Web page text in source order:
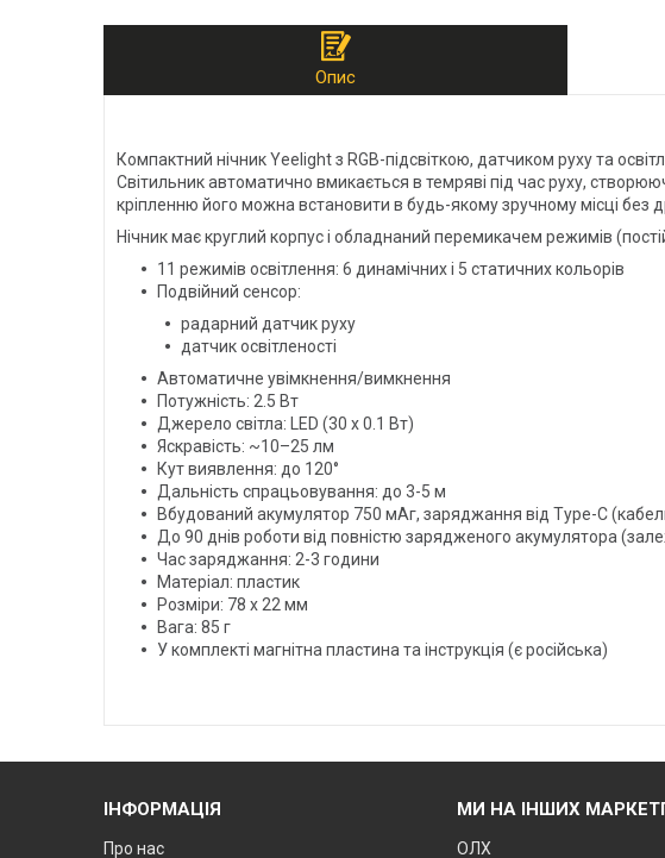
Опис
Компактний нічник Yeelight з RGB-підсвіткою, датчиком руху та
Світильник автоматично вмикається в темряві під час руху,
кріпленню його можна встановити в будь-якому зручному місці без
Нічник має круглий корпус і обладнаний перемикачем режимів
11 режимів освітлення: 6 динамічних і 5 статичних кольорів
Подвійний сенсор:
радарний датчик руху
датчик освітленості
Автоматичне увімкнення/вимкнення
Потужність: 2.5 Вт
Джерело світла: LED (30 х 0.1 Вт)
Яскравість: ~10–25 лм
Кут виявлення: до 120°
Дальність спрацьовування: до 3-5 м
Вбудований акумулятор 750 мАг, заряджання від Type-C
До 90 днів роботи від повністю зарядженого акумулятора
Час заряджання: 2-3 години
Матеріал: пластик
Розміри: 78 х 22 мм
Вага: 85 г
У комплекті магнітна пластина та інструкція (є російська)
ІНФОРМАЦІЯ
Про нас
МИ НА ІНШИХ
ОЛХ